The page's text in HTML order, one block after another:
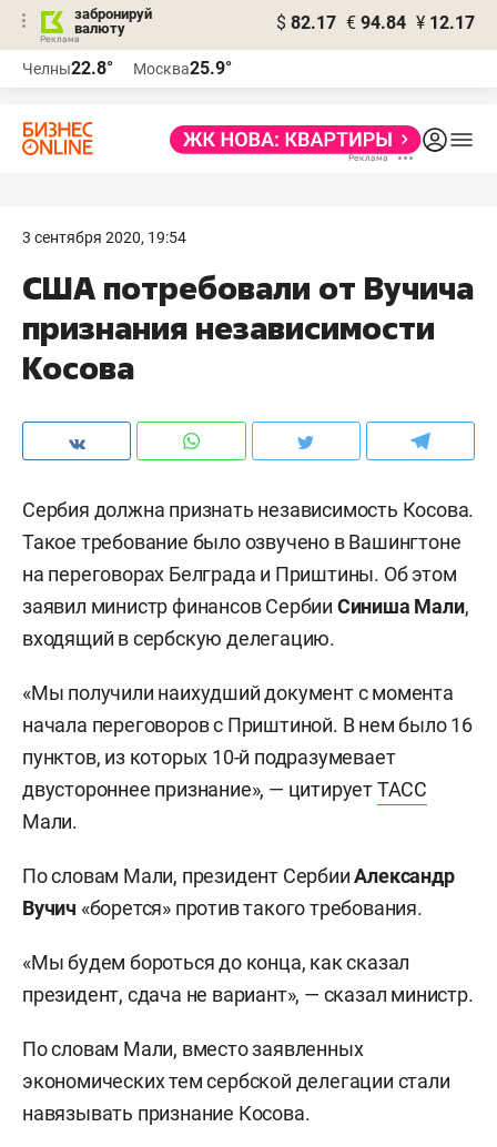
забронируй
валюту
$ 82.17 € 94.84 ¥ 12.17
Челны22.8° Москва25.9°
3 сентября 2020, 19:54
США потребовали от Вучича
признания независимости
Косова
Сербия должна признать независимость Косова.
Такое требование было озвучено в Вашингтоне
на переговорах Белграда и Приштины. Об этом
заявил министр финансов Сербии Синиша Мали,
входящий в сербскую делегацию.
«Мы получили наихудший документ с момента
начала переговоров с Приштиной. В нем было 16
пунктов, из которых 10-й подразумевает
двустороннее признание», — цитируетТАСС
Мали.
По словам Мали, президент СербииАлександр
Вучич «борется» против такого требования.
«Мы будем бороться до конца, как сказал
президент, сдача не вариант», — сказал министр.
По словам Мали, вместо заявленных
экономических тем сербской делегации стали
навязывать признание Косова.